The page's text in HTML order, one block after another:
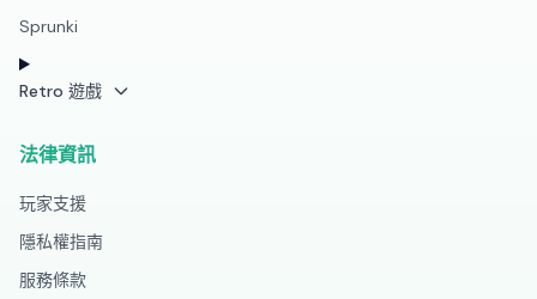
Sprunki
Retro 遊戲
法律資訊
玩家支援
隱私權指南
服務條款